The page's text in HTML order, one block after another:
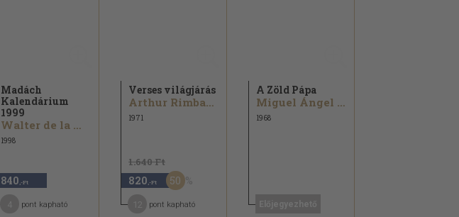
Madách
Kalendárium
1999
Walter de la Mare...
1998
840 ,-Ft
pont kapható
Verses világjárás
Arthur Rimbaud...
1971
1.640 Ft
820 ,-Ft 50
pont kapható
A Zöld Pápa
Miguel Ángel Asturias
1968